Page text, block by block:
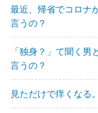
最近、帰省でコロナ
言うの？
「独身？」て聞く
言うの？
見ただけで痒くなる